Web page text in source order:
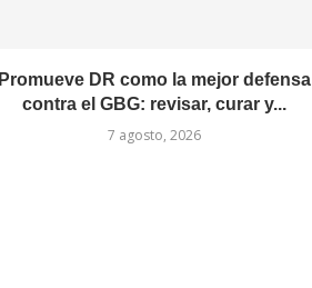
Promueve DR como la mejor defensa
contra el GBG: revisar, curar y...
7 agosto, 2026